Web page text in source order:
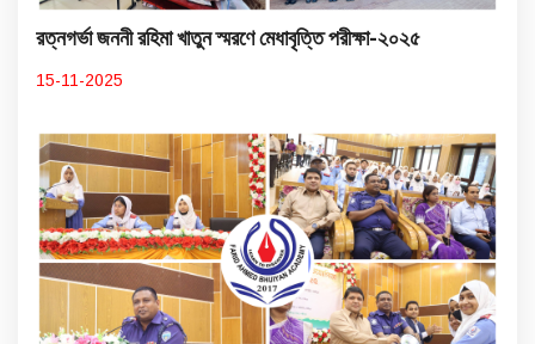
রত্নগর্ভা জননী রহিমা খাতুন স্মরণে মেধাবৃত্তি পরীক্ষা-২০২৫
15-11-2025